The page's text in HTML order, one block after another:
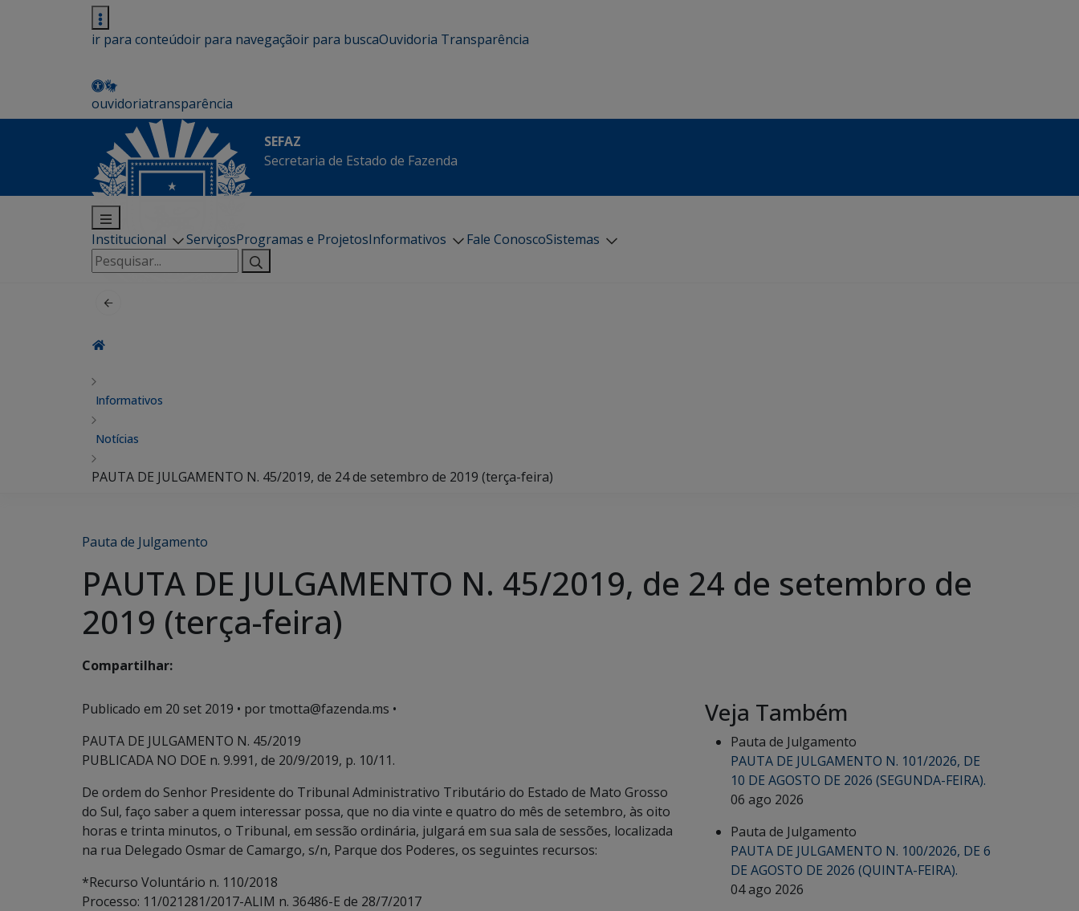
ir para conteúdoir para navegaçãoir para buscaOuvidoria Transparência
ouvidoriatransparência
SEFAZ
Secretaria de Estado de Fazenda
Institucional ServiçosProgramas e ProjetosInformativos Fale ConoscoSistemas
Pesquisar
por:
Informativos
Notícias
PAUTA DE JULGAMENTO N. 45/2019, de 24 de setembro de 2019 (terça-feira)
Pauta de Julgamento
PAUTA DE JULGAMENTO N. 45/2019, de 24 de setembro de
2019 (terça-feira)
Compartilhar:
Publicado em 20 set 2019 • por tmotta@fazenda.ms •
PAUTA DE JULGAMENTO N. 45/2019
PUBLICADA NO DOE n. 9.991, de 20/9/2019, p. 10/11.
De ordem do Senhor Presidente do Tribunal Administrativo Tributário do Estado de Mato Grosso
do Sul, faço saber a quem interessar possa, que no dia vinte e quatro do mês de setembro, às oito
horas e trinta minutos, o Tribunal, em sessão ordinária, julgará em sua sala de sessões, localizada
na rua Delegado Osmar de Camargo, s/n, Parque dos Poderes, os seguintes recursos:
*Recurso Voluntário n. 110/2018
Processo: 11/021281/2017-ALIM n. 36486-E de 28/7/2017
Veja Também
Pauta de Julgamento
PAUTA DE JULGAMENTO N. 101/2026, DE
10 DE AGOSTO DE 2026 (SEGUNDA-FEIRA).
06 ago 2026
Pauta de Julgamento
PAUTA DE JULGAMENTO N. 100/2026, DE 6
DE AGOSTO DE 2026 (QUINTA-FEIRA).
04 ago 2026